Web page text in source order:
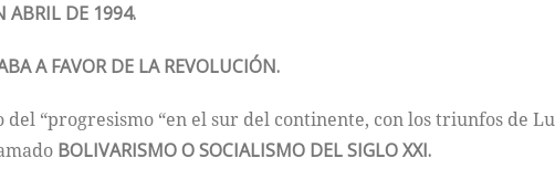
ABRIL DE 1994.
A FAVOR DE LA REVOLUCIÓN.
“progresismo “en el sur del continente, con los triunfos de
BOLIVARISMO O SOCIALISMO DEL SIGLO XXI.